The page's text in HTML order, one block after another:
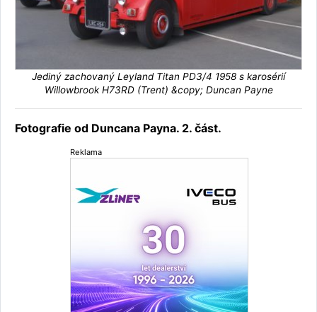
Jediný zachovaný Leyland Titan PD3/4 1958 s karosérií
Willowbrook H73RD (Trent) &copy; Duncan Payne
Fotografie od Duncana Payna. 2. část.
Reklama